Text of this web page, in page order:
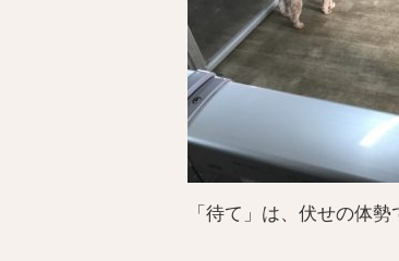
「待て」は、伏せの体